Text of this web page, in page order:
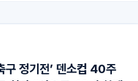
구 정기전’ 덴소컵 40주